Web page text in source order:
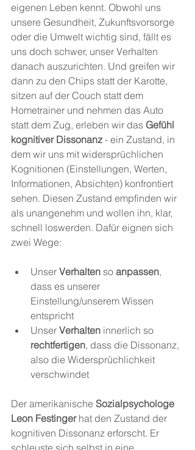
eigenen Leben kennt. Obwohl uns
unsere Gesundheit, Zukunftsvorsorge
oder die Umwelt wichtig sind, fällt es
uns doch schwer, unser Verhalten
danach auszurichten. Und greifen wir
dann zu den Chips statt der Karotte,
sitzen auf der Couch statt dem
Hometrainer und nehmen das Auto
statt dem Zug, erleben wir das Gefühl
kognitiver Dissonanz - ein Zustand, in
dem wir uns mit widersprüchlichen
Kognitionen (Einstellungen, Werten,
Informationen, Absichten) konfrontiert
sehen. Diesen Zustand empfinden wir
als unangenehm und wollen ihn, klar,
schnell loswerden. Dafür eignen sich
zwei Wege:
Unser Verhalten so anpassen,
dass es unserer
Einstellung/unserem Wissen
entspricht
Unser Verhalten innerlich so
rechtfertigen, dass die Dissonanz,
also die Widersprüchlichkeit
verschwindet
Der amerikanische Sozialpsychologe
Leon Festinger hat den Zustand der
kognitiven Dissonanz erforscht. Er
schleuste sich selbst in eine